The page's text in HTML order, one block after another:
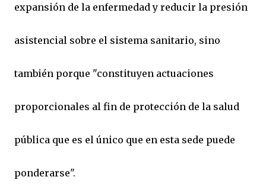
expansión de la enfermedad y reducir la presión
asistencial sobre el sistema sanitario, sino
también porque "constituyen actuaciones
proporcionales al fin de protección de la salud
pública que es el único que en esta sede puede
ponderarse".